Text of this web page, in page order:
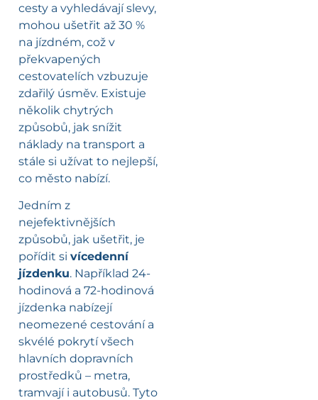
cesty a vyhledávají slevy,
mohou ušetřit až 30 %
na jízdném, což v
překvapených
cestovatelích vzbuzuje
zdařilý úsměv. Existuje
několik chytrých
způsobů, jak snížit
náklady na transport a
stále si užívat to nejlepší,
co město nabízí.
Jedním z
nejefektivnějších
způsobů, jak ušetřit, je
pořídit si vícedenní
jízdenku. Například 24-
hodinová a 72-hodinová
jízdenka nabízejí
neomezené cestování a
skvélé pokrytí všech
hlavních dopravních
prostředků – metra,
tramvají i autobusů. Tyto